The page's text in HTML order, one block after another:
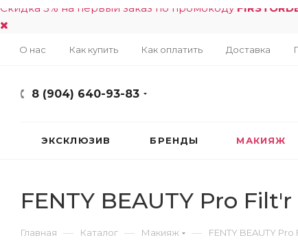
Скидка 5% на первый заказ по промокоду
О нас Как купить Как оплатить Доставка
8 (904) 640-93-83
ЭКСКЛЮЗИВ БРЕНДЫ МАКИЯЖ
FENTY BEAUTY Pro
Главная — Каталог — Макияж — FENTY BEAUTY